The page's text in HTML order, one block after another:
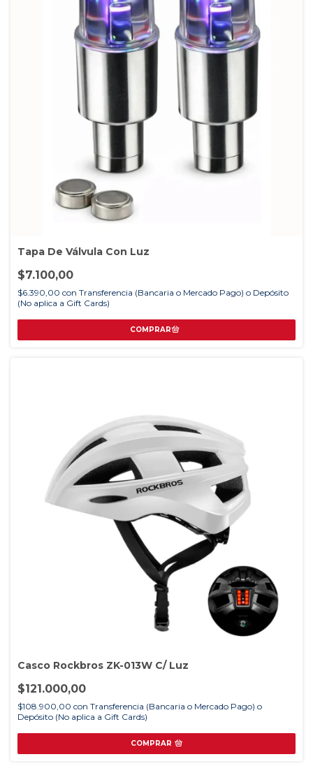
Tapa De Válvula Con Luz
$7.100,00
$6.390,00 con Transferencia (Bancaria o Mercado Pago) o Depósito
(No aplica a Gift Cards)
Casco Rockbros ZK-013W C/ Luz
$121.000,00
$108.900,00 con Transferencia (Bancaria o Mercado Pago) o
Depósito (No aplica a Gift Cards)
COMPRAR